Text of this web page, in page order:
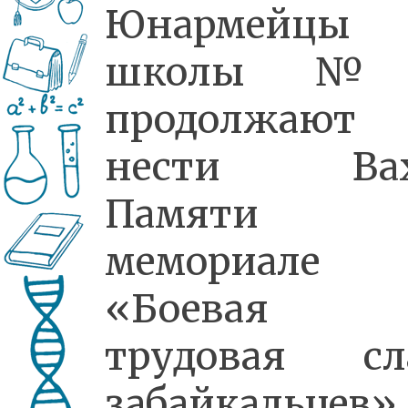
Юнармейцы
школы
продолжают
нести
Памяти
мемориале
трудовая